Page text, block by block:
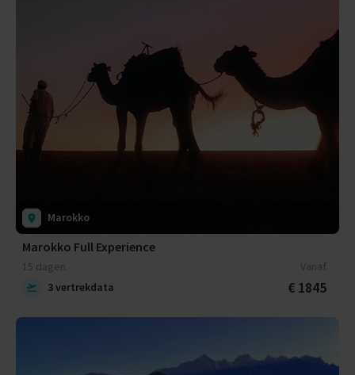
Marokko
Marokko Full Experience
15 dagen
Vanaf
3 vertrekdata
€ 1845